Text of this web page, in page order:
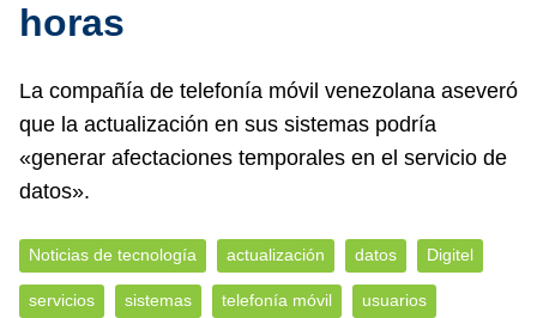
horas
La compañía de telefonía móvil venezolana aseveró
que la actualización en sus sistemas podría
«generar afectaciones temporales en el servicio de
datos».
Noticias de tecnología actualización datos Digitel
servicios sistemas telefonía móvil usuarios